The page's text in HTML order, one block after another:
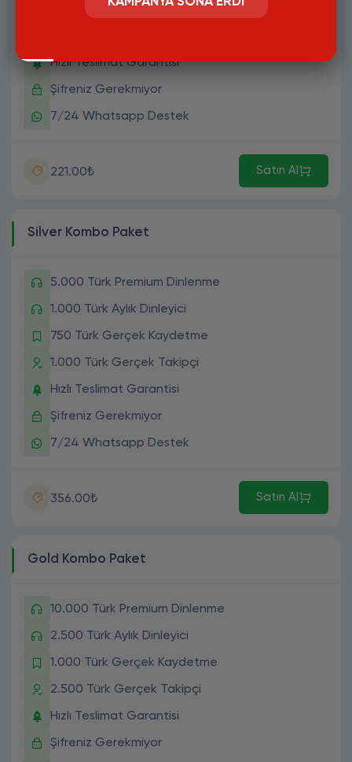
500 Türk Gerçek Kaydetme
Hızlı Teslimat Garantisi
Şifreniz Gerekmiyor
7/24 Whatsapp Destek
221.00₺ Satın Al
Silver Kombo Paket
5.000 Türk Premium Dinlenme
1.000 Türk Aylık Dinleyici
750 Türk Gerçek Kaydetme
1.000 Türk Gerçek Takipçi
Hızlı Teslimat Garantisi
Şifreniz Gerekmiyor
7/24 Whatsapp Destek
356.00₺ Satın Al
Gold Kombo Paket
10.000 Türk Premium Dinlenme
2.500 Türk Aylık Dinleyici
1.000 Türk Gerçek Kaydetme
2.500 Türk Gerçek Takipçi
Hızlı Teslimat Garantisi
Şifreniz Gerekmiyor